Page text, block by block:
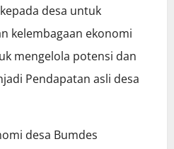
desa untuk
kelembagaan ekonomi
mengelola potensi dan
Pendapatan asli desa
desa Bumdes